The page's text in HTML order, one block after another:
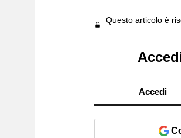
Questo articolo è
Accedi